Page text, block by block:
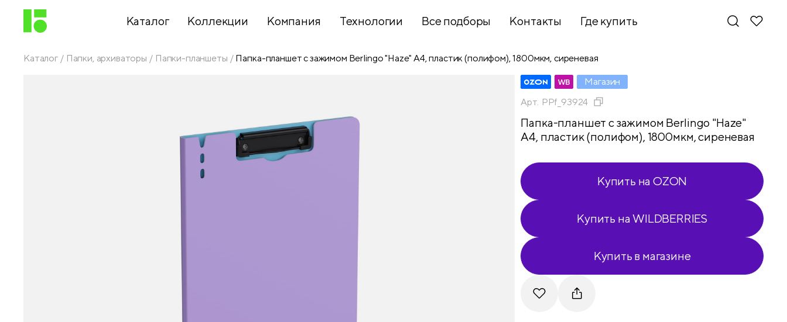
Каталог
Новинки
Коллекции Компания Технологии Все подборы Контакты Где купить
Каталог Папки, архиваторы Папки-планшеты Папка-планшет с зажимом Berlingo "Haze" А4, пластик (полифом), 1800мкм, сиреневая
Магазин
Арт. PPf_93924
Папка-планшет с зажимом Berlingo "Haze"
А4, пластик (полифом), 1800мкм, сиреневая
Купить на OZON
Купить на WILDBERRIES
Купить в магазине